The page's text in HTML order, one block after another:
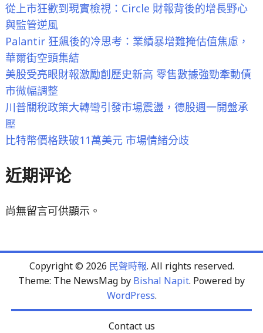
從上市狂歡到現實檢視：Circle 財報背後的增長野心
與監管逆風
Palantir 狂飆後的冷思考：業績暴增難掩估值焦慮，
華爾街空頭集結
美股受亮眼財報激勵創歷史新高 零售數據強勁牽動債
市微幅調整
川普關稅政策大轉彎引發市場震盪，德股週一開盤承
壓
比特幣價格跌破11萬美元 市場情緒分歧
近期评论
尚無留言可供顯示。
Copyright © 2026 民聲時報. All rights reserved.
Theme: The NewsMag by Bishal Napit. Powered by
WordPress.
Contact us